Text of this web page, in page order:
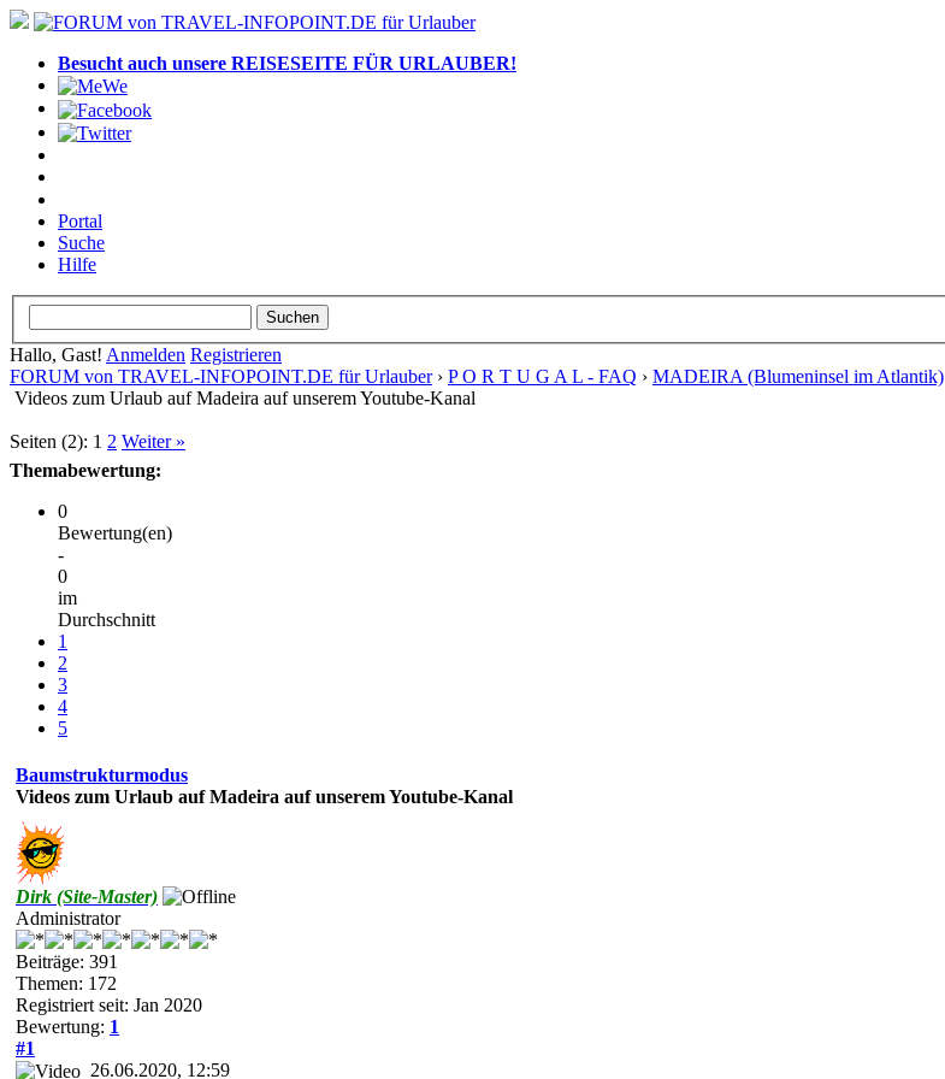
Besucht auch unsere REISESEITE FÜR URLAUBER!
Portal
Suche
Hilfe
Hallo, Gast! Anmelden Registrieren
FORUM von TRAVEL-INFOPOINT.DE für Urlauber› P O R T U G A L - FAQ › MADEIRA (Blumeninsel im Atlantik)
Videos zum Urlaub auf Madeira auf unserem Youtube-Kanal
Seiten (2): 1 2 Weiter »
Themabewertung:
0
Bewertung(en)
-
0
im
Durchschnitt
1
2
3
4
5
Baumstrukturmodus
Videos zum Urlaub auf Madeira auf unserem Youtube-Kanal
Dirk (Site-Master)
Administrator
Beiträge: 391
Themen: 172
Registriert seit: Jan 2020
Bewertung: 1
#1
26.06.2020, 12:59